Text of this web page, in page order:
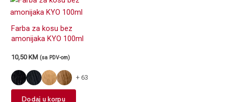
Farba za kosu bez
amonijaka KYO 100ml
10,50KM (sa PDV-om)
+ 63
Dodaj u korpu